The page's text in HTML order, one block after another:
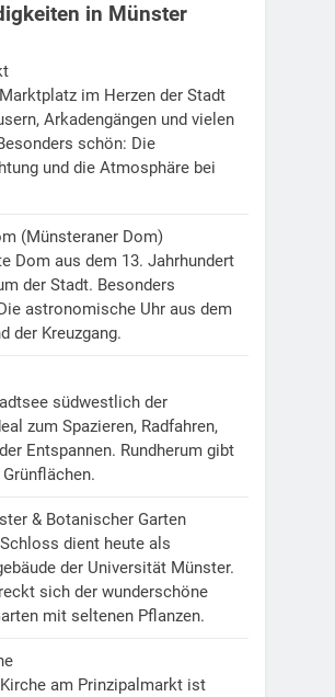
in Münster
im Herzen der Stadt
Arkadengängen und vielen
schön: Die
und die Atmosphäre bei
(Münsteraner Dom)
Dom aus dem 13. Jahrhundert
der Stadt. Besonders
astronomische Uhr aus dem
der Kreuzgang.
südwestlich der
zum Spazieren, Radfahren,
Entspannen. Rundherum gibt
& Botanischer Garten
dient heute als
der Universität Münster.
sich der wunderschöne
mit seltenen Pflanzen.
am Prinzipalmarkt ist